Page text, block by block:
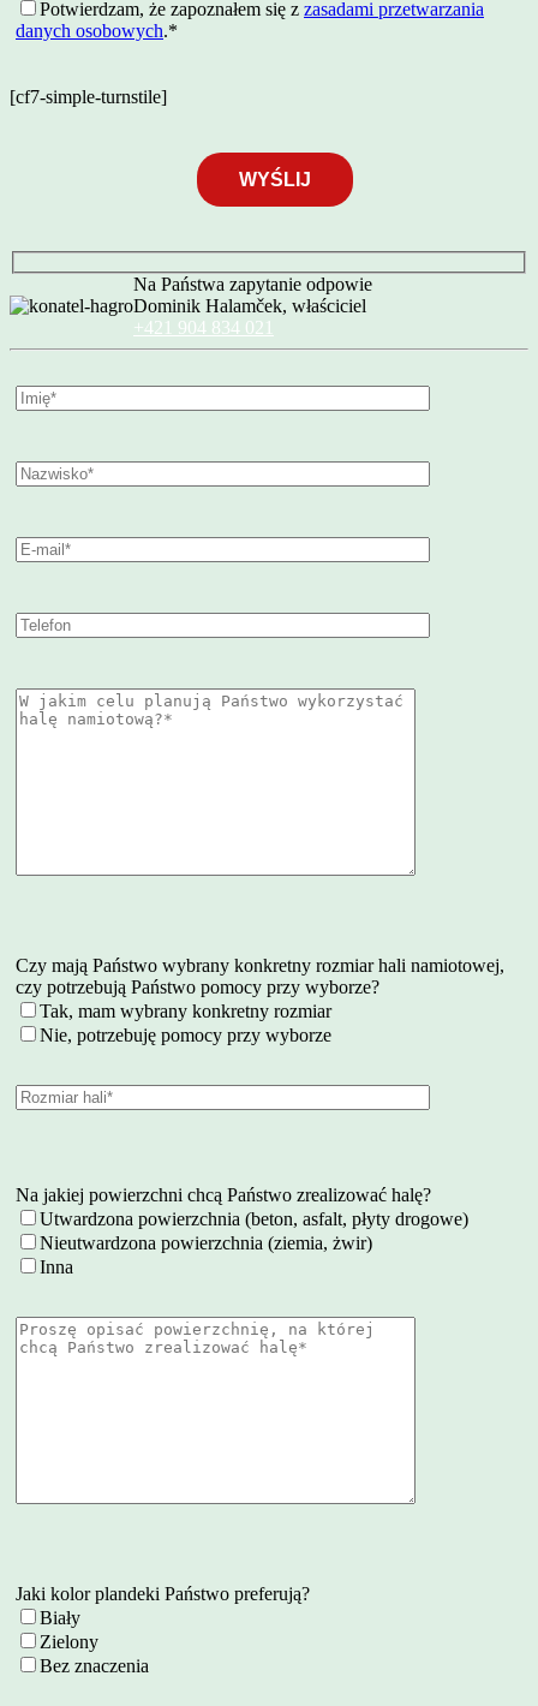
Potwierdzam, że zapoznałem się z zasadami przetwarzania
danych osobowych.*
[cf7-simple-turnstile]
Na Państwa zapytanie odpowie
Dominik Halamček, właściciel
+421 904 834 021
Czy mają Państwo wybrany konkretny rozmiar hali namiotowej,
czy potrzebują Państwo pomocy przy wyborze?
Tak, mam wybrany konkretny rozmiar
Nie, potrzebuję pomocy przy wyborze
Na jakiej powierzchni chcą Państwo zrealizować halę?
Utwardzona powierzchnia (beton, asfalt, płyty drogowe)
Nieutwardzona powierzchnia (ziemia, żwir)
Inna
Jaki kolor plandeki Państwo preferują?
Biały
Zielony
Bez znaczenia